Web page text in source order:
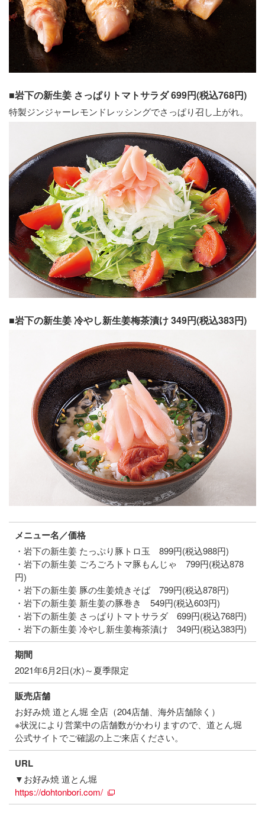
■岩下の新生姜 さっぱりトマトサラダ 699円(税込768円)
特製ジンジャーレモンドレッシングでさっぱり召し上がれ。
■岩下の新生姜 冷やし新生姜梅茶漬け 349円(税込383円)
メニュー名／価格
・岩下の新生姜 たっぷり豚トロ玉 899円(税込988円)
・岩下の新生姜 ごろごろトマ豚もんじゃ 799円(税込878
円)
・岩下の新生姜 豚の生姜焼きそば 799円(税込878円)
・岩下の新生姜 新生姜の豚巻き 549円(税込603円)
・岩下の新生姜 さっぱりトマトサラダ 699円(税込768円)
・岩下の新生姜 冷やし新生姜梅茶漬け 349円(税込383円)
期間
2021年6月2日(水)～夏季限定
販売店舗
お好み焼 道とん堀 全店（204店舗、海外店舗除く）
※状況により営業中の店舗数がかわりますので、道とん堀
公式サイトでご確認の上ご来店ください。
URL
▼お好み焼 道とん堀
https://dohtonbori.com/